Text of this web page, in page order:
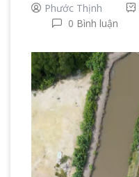
Phước Thịnh
0 Bình luận